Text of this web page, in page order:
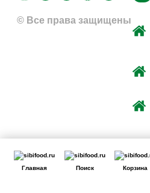
Главная Поиск Корзина
© Все права защищены